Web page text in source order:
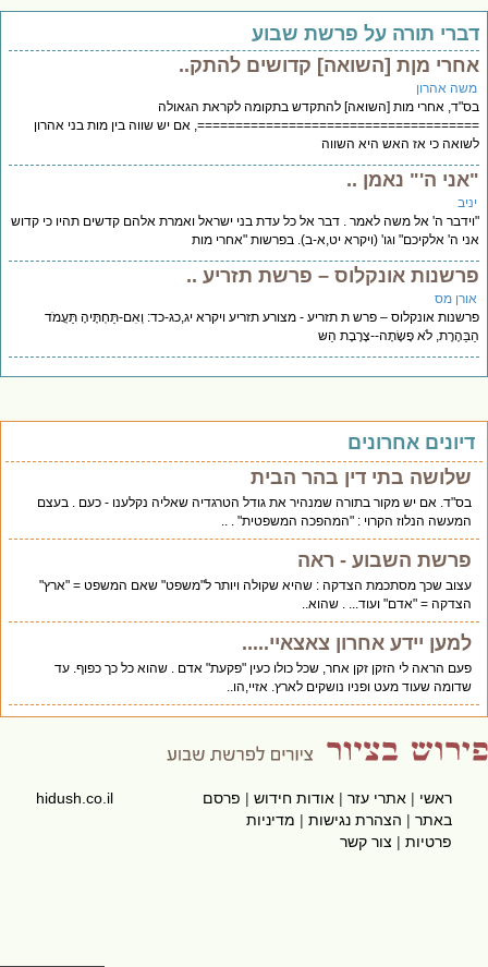
תורה על פרשת שבוע
מןת [השואה] קדושים להתק..
אהרון
אחרי מות [השואה] להתקדש בתקומה לקראת הגאולה
אם יש שווה בין מות בני אהרון
כי אז האש היא השווה
ה'" נאמן ..
ה' אל משה לאמר . דבר אל כל עדת בני ישראל ואמרת אלהם קדשים תהיו כי קדוש
ה' אלקיכם" וגו' (ויקרא יט,א-ב). בפרשות "אחרי מות
אונקלוס – פרשת תזריע ..
מס
אונקלוס – פרש ת תזריע - מצורע תזריע ויקרא יג,כג-כד: וְאִם-תַּחְתֶּיהָ תַּעֲמֹד
לֹא פָשָׂתָה--צָרֶבֶת הַשּ
אחרונים
שלושה בתי דין בהר הבית
בס"ד. אם יש מקור בתורה שמנהיר את גודל הטרגדיה שאליה נקלענו - כעם . בעצם
המעשה הנלוז הקרוי : "המהפכה המשפטית" . ..
פרשת השבוע - ראה
עצוב שכך מסתכמת הצדקה : שהיא שקולה ויותר ל"משפט" שאם המשפט = "ארץ"
הצדקה = "אדם" ועוד... . שהוא..
למען יידע אחרון צאצאיי.....
פעם הראה לי הזקן זקן אחר, שכל כולו כעין "פקעת" אדם . שהוא כל כך כפוף. עד
שדומה שעוד מעט ופניו נושקים לארץ. אזיי,הו..
ראשי|אתרי עזר|אודות חידוש|פרסם
באתר|הצהרת נגישות|מדיניות
פרטיות|צור קשר
hidush.co.il